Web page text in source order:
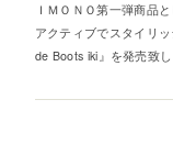
ＩＭＯＮＯ第一弾商品
アクティブでスタイリ
de Boots iki』を発売致し